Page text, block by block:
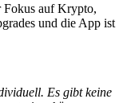
Fokus auf Krypto,
und die App ist
Es gibt keine